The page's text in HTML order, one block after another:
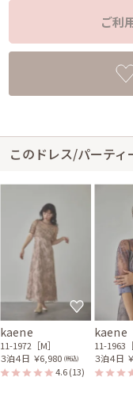
ご利
このドレス/パーテ
kaene
11-1972［M］
３泊４日 ￥6,980 (税込)
4.6(13)
kaene
11-1963
３泊４日